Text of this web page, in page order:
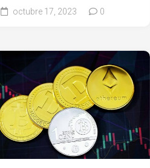
octubre 17, 2023 0